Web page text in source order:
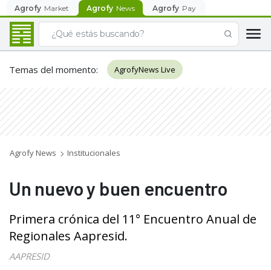
Agrofy Market Agrofy News Agrofy Pay
Temas del momento: AgrofyNews Live
Agrofy News Institucionales
Un nuevo y buen encuentro
Primera crónica del 11° Encuentro Anual de
Regionales Aapresid.
AAPRESID